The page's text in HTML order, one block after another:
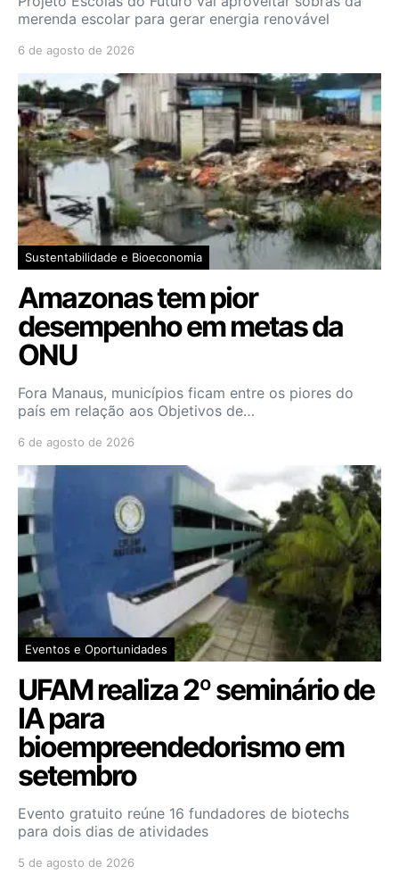
merenda escolar para gerar energia renovável
6 de agosto de 2026
Sustentabilidade e Bioeconomia
Amazonas tem pior
desempenho em metas da
ONU
Fora Manaus, municípios ficam entre os piores do
país em relação aos Objetivos de…
6 de agosto de 2026
Eventos e Oportunidades
UFAM realiza 2º seminário de
IA para
bioempreendedorismo em
setembro
Evento gratuito reúne 16 fundadores de biotechs
para dois dias de atividades
5 de agosto de 2026